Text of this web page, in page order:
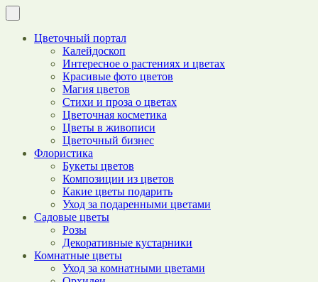
Цветочный портал
Калейдоскоп
Интересное о растениях и цветах
Красивые фото цветов
Магия цветов
Стихи и проза о цветах
Цветочная косметика
Цветы в живописи
Цветочный бизнес
Флористика
Букеты цветов
Композиции из цветов
Какие цветы подарить
Уход за подаренными цветами
Садовые цветы
Розы
Декоративные кустарники
Комнатные цветы
Уход за комнатными цветами